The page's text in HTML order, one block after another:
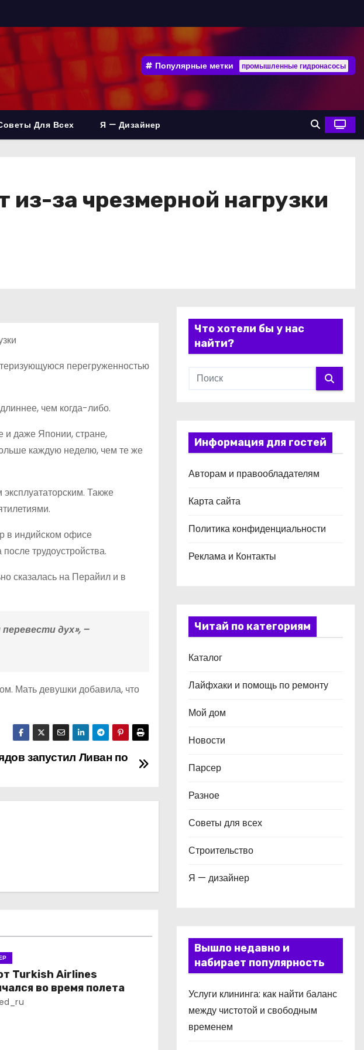
Популярные метки промышленные гидронасосы
Для Всех Я — Дизайнер
за чрезмерной нагрузки
перегруженностью
чем когда-либо.
и даже Японии, стране,
каждую неделю, чем те же
Также
в индийском офисе
трудоустройства.
сказалась на Перайил и в
дух», –
Мать девушки добавила, что
запустил Ливан по
Turkish Airlines
во время полета
Что хотели бы у нас
найти?
Информация для гостей
Авторам и правообладателям
Карта сайта
Политика конфиденциальности
Реклама и Контакты
Читай по категориям
Каталог
Лайфхаки и помощь по ремонту
Мой дом
Новости
Парсер
Разное
Советы для всех
Строительство
Я — дизайнер
Вышло недавно и
набирает популярность
Услуги клининга: как найти баланс
между чистотой и свободным
временем